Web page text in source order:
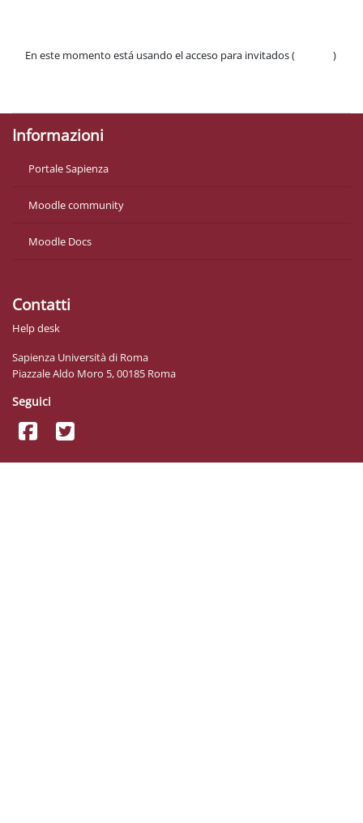
En este momento está usando el acceso para invitados (
)
Informazioni
Portale Sapienza
Moodle community
Moodle Docs
Contatti
Help desk
Sapienza Università di Roma
Piazzale Aldo Moro 5, 00185 Roma
Seguici